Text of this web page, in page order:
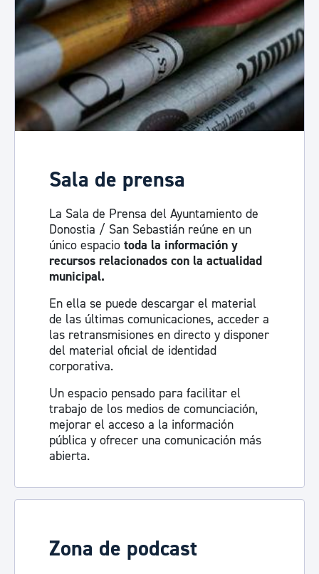
Sala de prensa
La Sala de Prensa del Ayuntamiento de
Donostia / San Sebastián reúne en un
único espacio toda la información y
recursos relacionados con la actualidad
municipal.
En ella se puede descargar el material
de las últimas comunicaciones, acceder a
las retransmisiones en directo y disponer
del material oficial de identidad
corporativa.
Un espacio pensado para facilitar el
trabajo de los medios de comunciación,
mejorar el acceso a la información
pública y ofrecer una comunicación más
abierta.
Visita la sala de prensa
Zona de podcast